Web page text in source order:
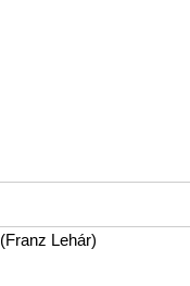
(Franz Lehár)